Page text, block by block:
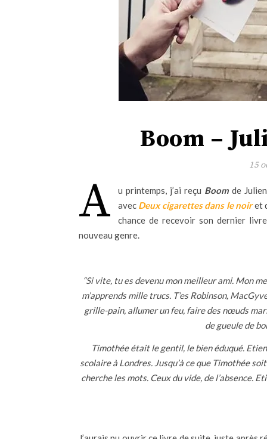
Boom –
15
A u printemps, j’ai reçu Boomde
avec Deux cigarettes dans le noiret
chance de recevoir son dernier
nouveau genre.
“Si vite, tu es devenu mon meilleur ami. Mon
m’apprends mille trucs. T’es Robinson,
grille-pain, allumer un feu, faire des nœuds
de gueule de
Timothée était le gentil, le bien éduqué.
scolaire à Londres. Jusqu’à ce que Timothée
cherche les mots. Ceux du vide, de l’absence.